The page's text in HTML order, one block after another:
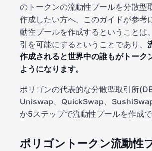
のトークンの流動性プールを分散型
作成したい方へ、このガイドが参考
動性プールを作成するということは
引を可能にするということであり、
作成されると世界中の誰もがトーク
ようになります。
ポリゴンの代表的な分散型取引所
Uniswap、QuickSwap、
か5ステップで流動性プールを作成で
ポリゴントークン流動性